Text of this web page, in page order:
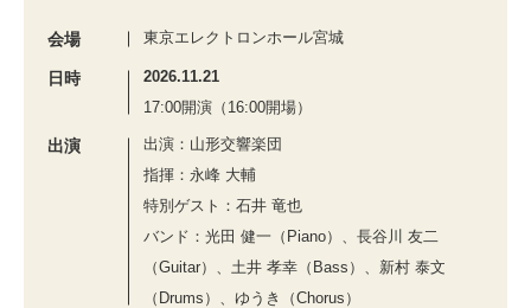
会場 東京エレクトロンホール宮城
日時
2026.11.21
17:00開演（16:00開場）
出演
出演：山形交響楽団
指揮：永峰 大輔
特別ゲスト：石井 竜也
バンド：光田 健一（Piano）、長谷川 友二
（Guitar）、土井 孝幸（Bass）、新村 泰文
（Drums）、ゆうき（Chorus）